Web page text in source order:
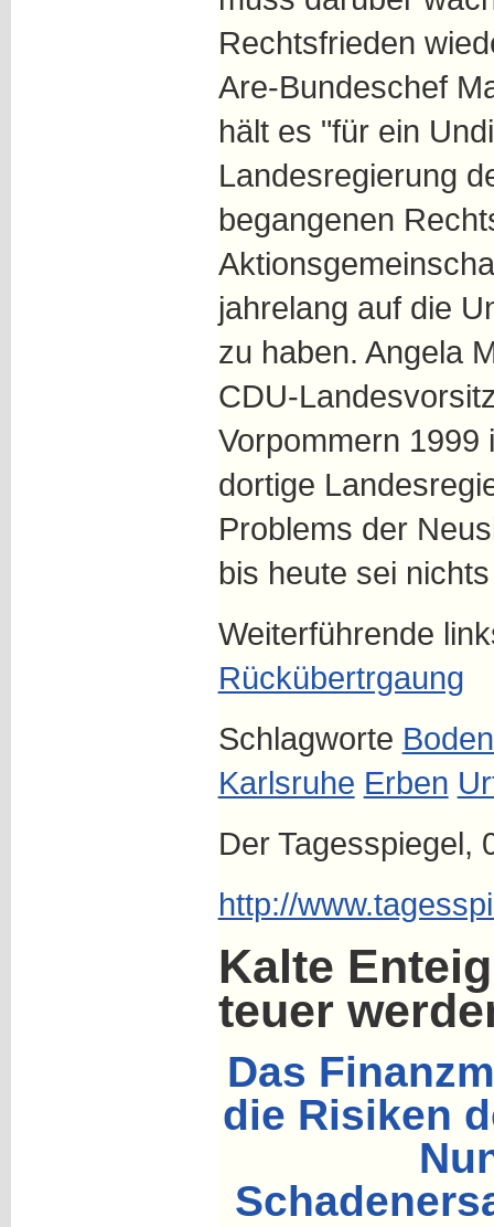
Rechtsfrieden
Are-Bundeschef
hält es "für ein
Landesregierung
begangenen
jahrelang auf die
zu haben. Angela
CDU-
Vorpommern 1999
dortige
Problems der
bis heute sei
Weiterführende
Rückübertrgaung
Schlagworte
Karlsruhe Erben
Der Tagesspiegel,
http://
Kalte
teuer
Das
die Risiken